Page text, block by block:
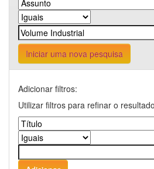
Iniciar uma nova pesquisa
Adicionar filtros:
Utilizar filtros para refinar o